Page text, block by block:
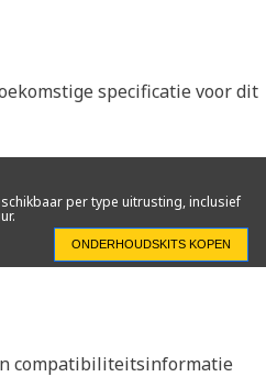
specificatie voor dit
per type uitrusting, inclusief
ONDERHOUDSKITS KOPEN
compatibiliteitsinformatie